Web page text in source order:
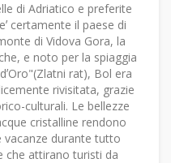
di Adriatico e preferite
certamente il paese di
di Vidova Gora, la
e noto per la spiaggia
rat), Bol era
rivisitata, grazie
culturali. Le bellezze
cristalline rendono
vacanze durante tutto
che attirano turisti da